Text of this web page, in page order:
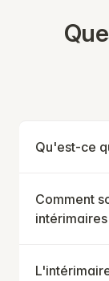
Qu'est-ce
Comment
intérimaires